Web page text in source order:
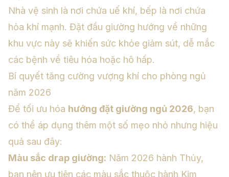
Nhà vệ sinh là nơi chứa uế khí, bếp là nơi chứa
hỏa khí mạnh. Đặt đầu giường hướng về những
khu vực này sẽ khiến sức khỏe giảm sút, dễ mắc
các bệnh về tiêu hóa hoặc hô hấp.
Bí quyết tăng cường vượng khí cho phòng ngủ
năm 2026
Để tối ưu hóa hướng đặt giường ngủ 2026, bạn
có thể áp dụng thêm một số mẹo nhỏ nhưng hiệu
quả sau đây:
Màu sắc drap giường: Năm 2026 hành Thủy,
bạn nên ưu tiên các màu sắc thuộc hành Kim